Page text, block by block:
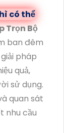
có thể
Trọn Bộ
ban đêm
pháp
quả,
sử dụng.
quan sát
nhu cầu